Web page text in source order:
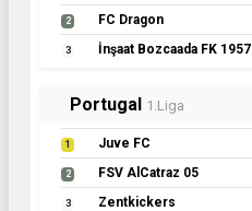
2 FC Dragon
3 İnşaat Bozcaada FK 1957
Portugal 1.Liga
1 Juve FC
2 FSV AlCatraz 05
3 Zentkickers